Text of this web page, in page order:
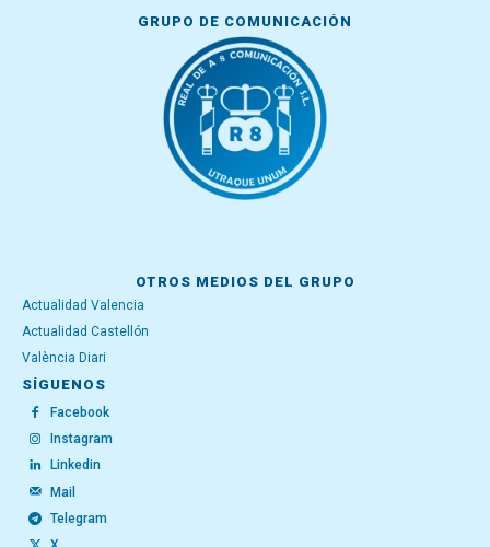
GRUPO DE COMUNICACIÓN
OTROS MEDIOS DEL GRUPO
Actualidad Valencia
Actualidad Castellón
València Diari
SÍGUENOS
Facebook
Instagram
Linkedin
Mail
Telegram